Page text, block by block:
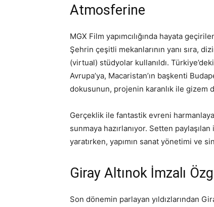
Atmosferine
MGX Film yapımcılığında hayata
Şehrin çeşitli mekanlarının yanı sıra,
(virtual) stüdyolar kullanıldı.
Avrupa’ya, Macaristan’ın başkenti
dokusunun, projenin karanlık ile gizem
Gerçeklik ile fantastik evreni
sunmaya hazırlanıyor. Setten
yaratırken, yapımın sanat yönetimi ve
Giray Altınok İmzalı
Son dönemin parlayan yıldızlarından